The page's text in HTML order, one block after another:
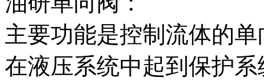
主要功能是控制流体的
在液压系统中起到保护